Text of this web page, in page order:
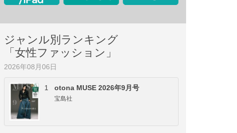
ジャンル別ランキング
「女性ファッション」
2026年08月06日
1 otona MUSE 2026年9月号
宝島社